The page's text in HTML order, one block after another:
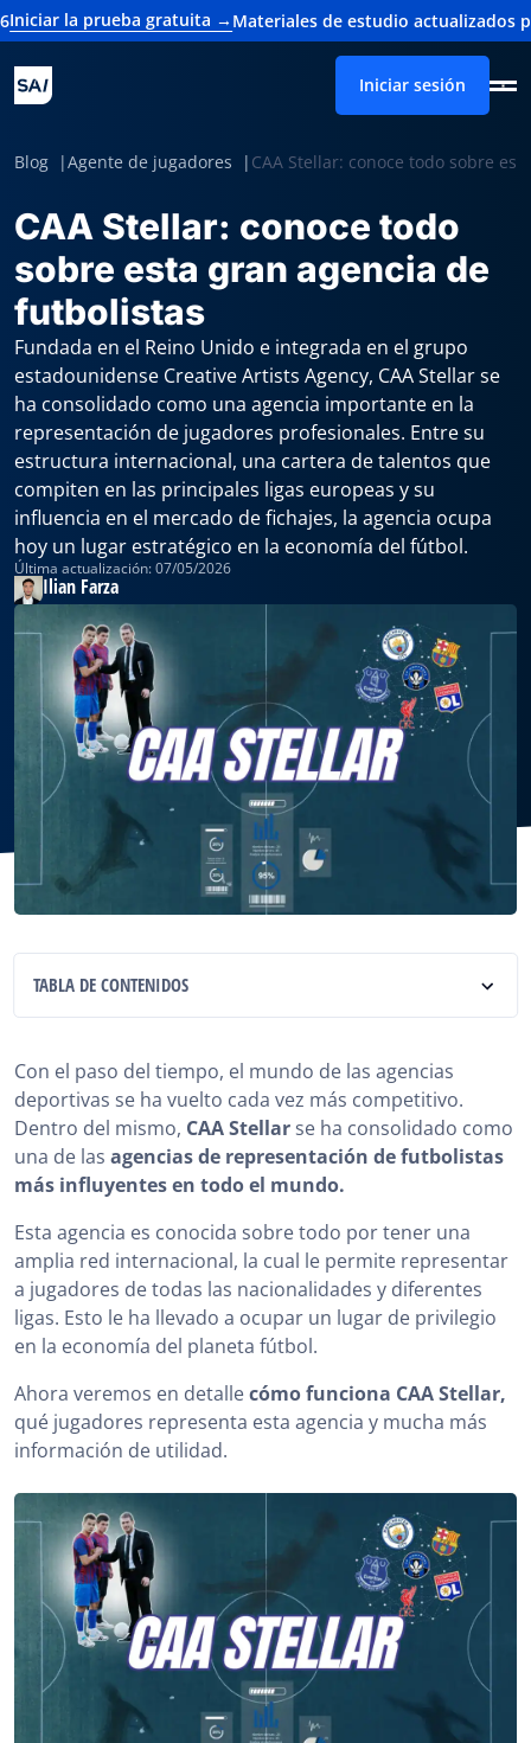
gratuita →Materiales de estudio actualizados para el examen
Iniciar sesión
Blog Agente de jugadores CAA Stellar: conoce todo sobre
CAA Stellar: conoce todo
sobre esta gran agencia de
futbolistas
Fundada en el Reino Unido e integrada en el grupo
estadounidense Creative Artists Agency, CAA Stellar se
ha consolidado como una agencia importante en la
representación de jugadores profesionales. Entre su
estructura internacional, una cartera de talentos que
compiten en las principales ligas europeas y su
influencia en el mercado de fichajes, la agencia ocupa
hoy un lugar estratégico en la economía del fútbol.
Última actualización: 07/05/2026
Ilian Farza
TABLA DE CONTENIDOS
¿De dónde viene la agencia CAA Stellar?
¿Cuál es el modelo operativo de CAA Stellar?
¿A qué jugadores representa CAA Stellar?
CAA Stellar en comparación con otras grandes
agencias
En conclusión
Con el paso del tiempo, el mundo de las agencias
deportivas se ha vuelto cada vez más competitivo.
Dentro del mismo, CAA Stellar se ha consolidado como
una de las agencias de representación de futbolistas
más influyentes en todo el mundo.
Esta agencia es conocida sobre todo por tener una
amplia red internacional, la cual le permite representar
a jugadores de todas las nacionalidades y diferentes
ligas. Esto le ha llevado a ocupar un lugar de privilegio
en la economía del planeta fútbol.
Ahora veremos en detallecómo funciona CAA Stellar,
qué jugadores representa esta agencia y mucha más
información de utilidad.